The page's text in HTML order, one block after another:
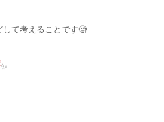
て考えることです🧐
✨